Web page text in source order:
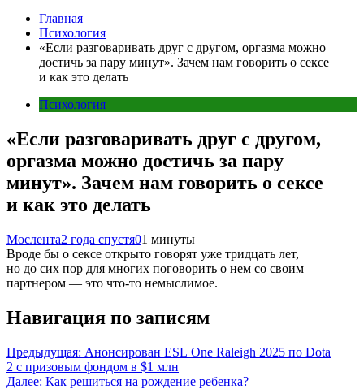
Главная
Психология
«Если разговаривать друг с другом, оргазма можно
достичь за пару минут». Зачем нам говорить о сексе
и как это делать
Психология
«Если разговаривать друг с другом,
оргазма можно достичь за пару
минут». Зачем нам говорить о сексе
и как это делать
Мослента2 года спустя01 минуты
Вроде бы о сексе открыто говорят уже тридцать лет,
но до сих пор для многих поговорить о нем со своим
партнером — это что-то немыслимое.
Навигация по записям
Предыдущая: Анонсирован ESL One Raleigh 2025 по Dota
2 с призовым фондом в $1 млн
Далее: Как решиться на рождение ребенка?